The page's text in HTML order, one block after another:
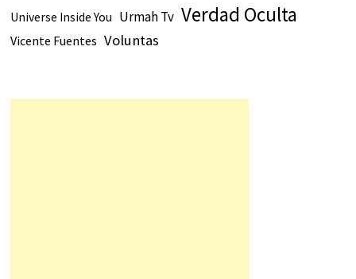
Universe Inside You Urmah Tv Verdad Oculta
Vicente Fuentes Voluntas